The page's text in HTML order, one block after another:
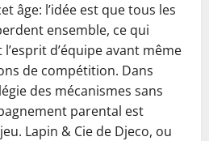
âge: l’idée est que tous les
ensemble, ce qui
d’équipe avant même
de compétition. Dans
des mécanismes sans
parental est
Lapin & Cie de Djeco, ou